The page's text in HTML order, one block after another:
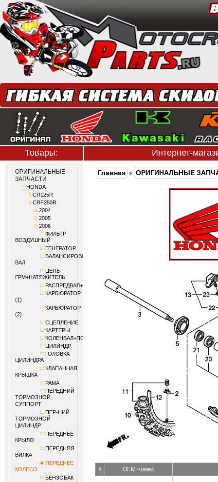
Товары: Интернет-
ОРИГИНАЛЬНЫЕ
ЗАПЧАСТИ
HONDA
CR125R
CRF250R
2004
2005
2006
ФИЛЬТР
ВОЗДУШНЫЙ
ГЕНЕРАТОР
БАЛАНСИРОВОЧНЫЙ
ВАЛ
ЦЕПЬ
ГРМ+НАТЯЖИТЕЛЬ
РАСПРЕДВАЛ+КЛАПАНЫ
КАРБЮРАТОР
(1)
КАРБЮРАТОР
(2)
СЦЕПЛЕНИЕ
КАРТЕРЫ
КОЛЕНВАЛ+ПОРШЕНЬ
ЦИЛИНДР
ГОЛОВКА
ЦИЛИНДРА
КЛАПАННАЯ
КРЫШКА
РАМА
ПЕРЕДНИЙ
ТОРМОЗНОЙ
СУППОРТ
ПЕР-НИЙ
ТОРМОЗНОЙ
ЦИЛИНДР
ПЕРЕДНЕЕ
КРЫЛО
ПЕРЕДНЯЯ
ВИЛКА
ПЕРЕДНЕЕ
КОЛЕСО
БЕНЗОБАК
Главная » ОРИГИНАЛЬНЫЕ
# OEM номер